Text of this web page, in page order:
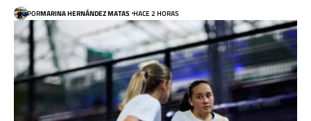
PORMARINA HERNÁNDEZ MATAS HACE 2 HORAS